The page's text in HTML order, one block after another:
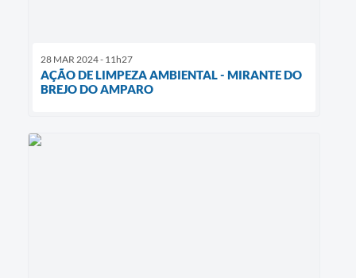
28 MAR 2024 - 11h27
AÇÃO DE LIMPEZA AMBIENTAL - MIRANTE DO
BREJO DO AMPARO